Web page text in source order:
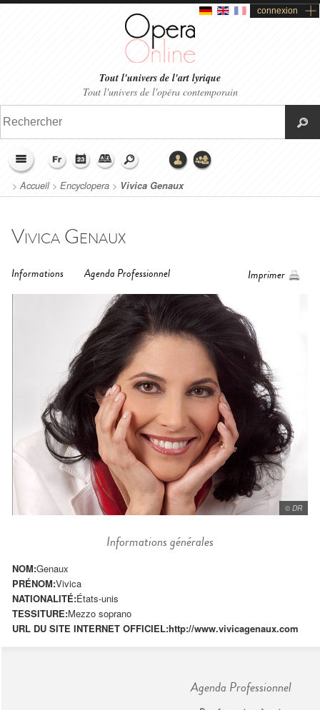
connexion
Tout l'univers de l'art lyrique
Tout l'univers de l'opéra contemporain
>Accueil> Encyclopera > Vivica Genaux
Vivica Genaux
Informations Agenda Professionnel Imprimer
© DR
Informations générales
NOM:Genaux
PRÉNOM:Vivica
NATIONALITÉ:États-unis
TESSITURE:Mezzo soprano
URL DU SITE INTERNET OFFICIEL:http://www.vivicagenaux.com
Agenda Professionnel